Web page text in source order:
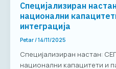
Специјализиран
национални
интеграција
Petar/14/11/2025
Специјализиран настан:
национални капацитети и